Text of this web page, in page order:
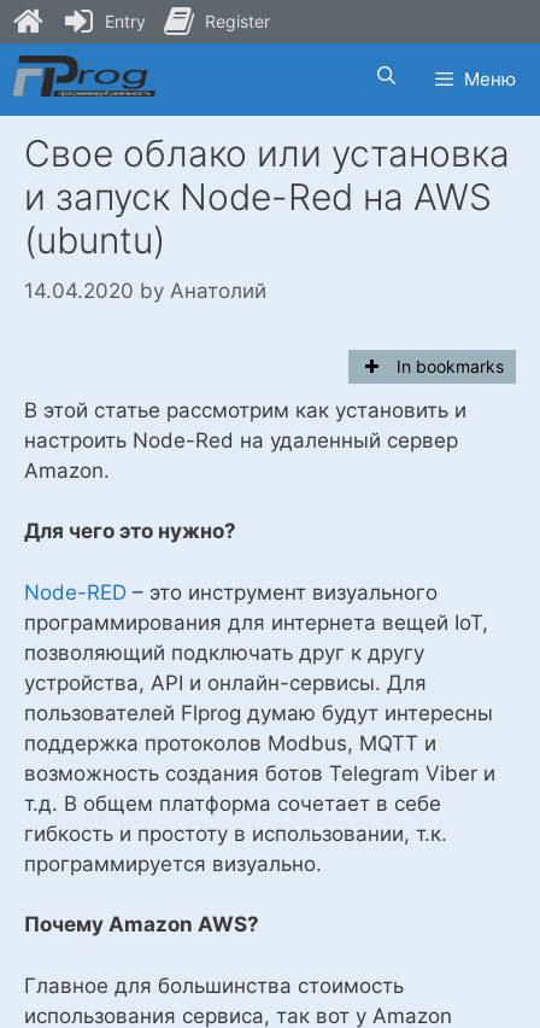
Skip
to
content
Меню
Свое облако или установка
и запуск Node-Red на AWS
(ubuntu)
14.04.2020 by Анатолий
In bookmarks
В этой статье рассмотрим как установить и
настроить Node-Red на удаленный сервер
Amazon.
Для чего это нужно?
Node-RED – это инструмент визуального
программирования для интернета вещей IoT,
позволяющий подключать друг к другу
устройства, API и онлайн-сервисы. Для
пользователей Flprog думаю будут интересны
поддержка протоколов Modbus, MQTT и
возможность создания ботов Telegram Viber и
т.д. В общем платформа сочетает в себе
гибкость и простоту в использовании, т.к.
программируется визуально.
Почему Amazon AWS?
Главное для большинства стоимость
использования сервиса, так вот у Amazon
Entry Register